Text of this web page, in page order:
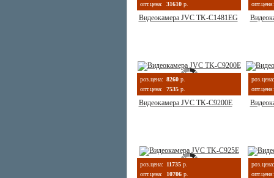
опт.цена:
31610 р.
Видеокамера JVC TK-C1481EG
опт.цена:
роз.цена: 8260 р.
опт.цена:
7535 р.
Видеокамера JVC TK-C9200E
роз.цена:
опт.цена:
роз.цена: 11735 р.
опт.цена:
10706 р.
роз.цена:
опт.цена: